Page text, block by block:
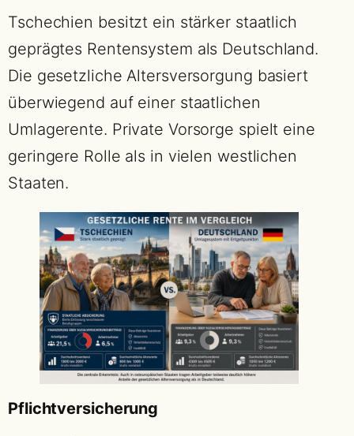
Tschechien besitzt ein stärker staatlich
geprägtes Rentensystem als Deutschland.
Die gesetzliche Altersversorgung basiert
überwiegend auf einer staatlichen
Umlagerente. Private Vorsorge spielt eine
geringere Rolle als in vielen westlichen
Staaten.
Pflichtversicherung